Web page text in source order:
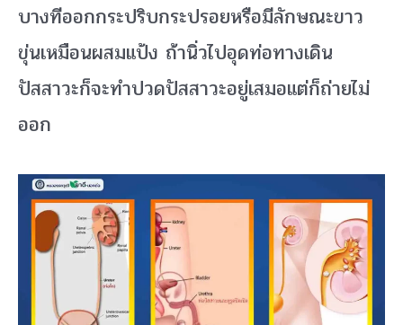
บางทีออกกระปริบกระปรอยหรือมีลักษณะขาว
ขุ่นเหมือนผสมแป้ง ถ้านิ่วไปอุดท่อทางเดิน
ปัสสาวะก็จะทำปวดปัสสาวะอยู่เสมอแต่ก็ถ่ายไม่
ออก